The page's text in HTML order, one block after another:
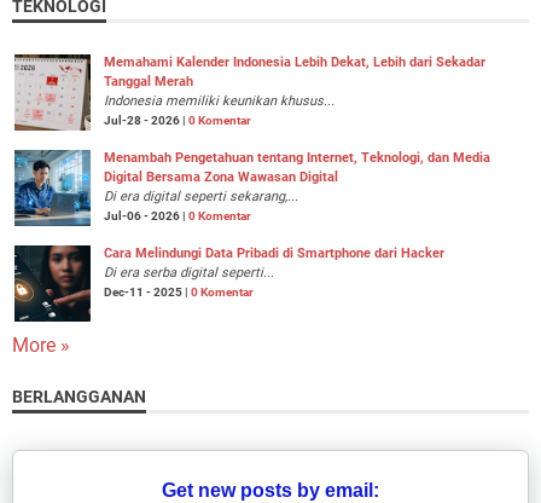
TEKNOLOGI
Memahami Kalender Indonesia Lebih Dekat, Lebih dari Sekadar
Tanggal Merah
Indonesia memiliki keunikan khusus...
Jul-28 - 2026 | 0 Komentar
Menambah Pengetahuan tentang Internet, Teknologi, dan Media
Digital Bersama Zona Wawasan Digital
Di era digital seperti sekarang,...
Jul-06 - 2026 | 0 Komentar
Cara Melindungi Data Pribadi di Smartphone dari Hacker
Di era serba digital seperti...
Dec-11 - 2025 | 0 Komentar
More »
BERLANGGANAN
Get new posts by email: